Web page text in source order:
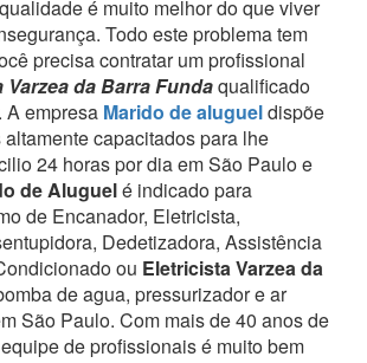
é muito melhor do que viver
Todo este problema tem
precisa contratar um profissional
da Barra Fundaqualificado
A empresa Marido de alugueldispõe
capacitados para lhe
24 horas por dia em São Paulo e
de Aluguelé indicado para
de Encanador, Eletricista,
Dedetizadora, Assistência
ou Eletricista Varzea da
de agua, pressurizador e ar
São Paulo. Com mais de 40 anos de
de profissionais é muito bem